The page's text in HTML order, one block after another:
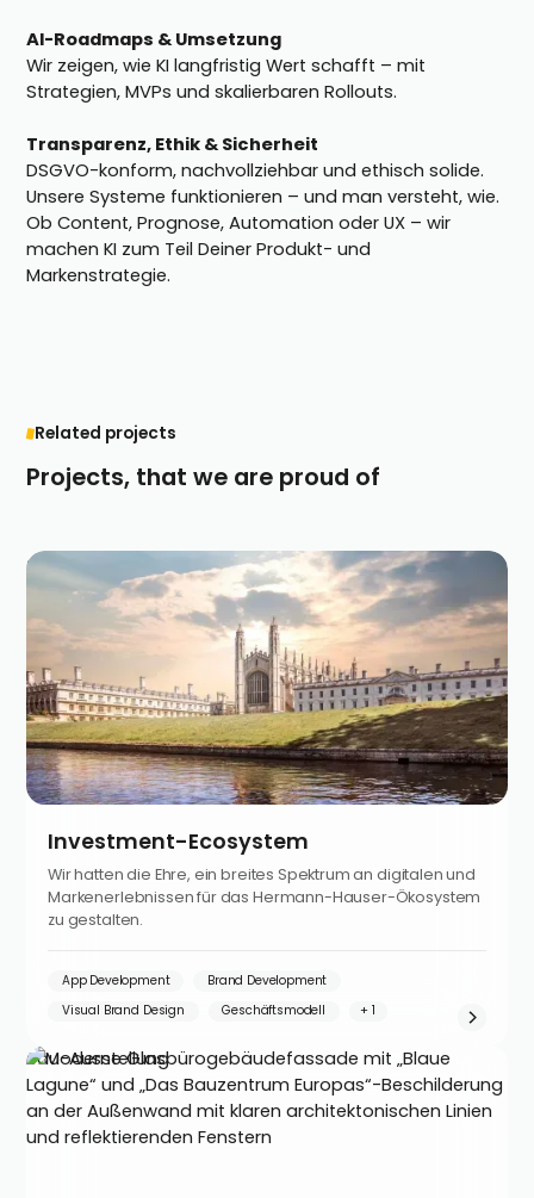
AI-Roadmaps & Umsetzung
Wir zeigen, wie KI langfristig Wert schafft – mit
Strategien, MVPs und skalierbaren Rollouts.
Transparenz, Ethik & Sicherheit
DSGVO-konform, nachvollziehbar und ethisch solide.
Unsere Systeme funktionieren – und man versteht, wie.
Ob Content, Prognose, Automation oder UX – wir
machen KI zum Teil Deiner Produkt- und
Markenstrategie.
Related projects
Projects, that we are proud of
Investment-Ecosystem
Investment-Ecosystem
Wir hatten die Ehre, ein breites Spektrum an digitalen und
Markenerlebnissen für das Hermann-Hauser-Ökosystem
zu gestalten.
App Development
Brand Development
Visual Brand Design
Geschäftsmodell
Bau-Ausstellung